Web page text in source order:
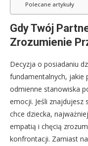
Polecane artykuły
Gdy Twój
Zrozumienie
Decyzja o posiadaniu
fundamentalnych, jakie
odmienne stanowiska
emocji. Jeśli znajdujesz
chce dziecka,
empatią i chęcią
konfrontacji. Zamiast